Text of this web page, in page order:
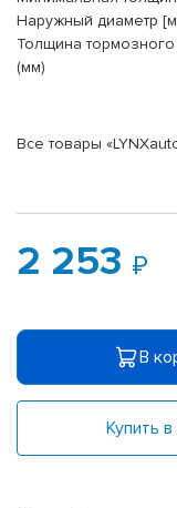
Наружный диаметр
Толщина тормозного
(мм)
Все товары
2 253
В
Купить в